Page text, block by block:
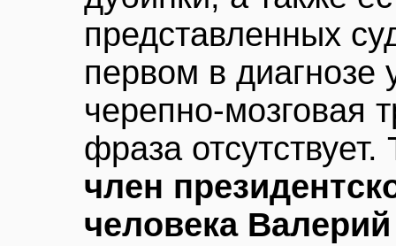
представленных
первом в диагнозе
черепно-мозговая
фраза
член
человека